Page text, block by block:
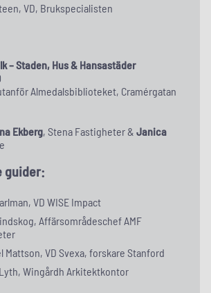
VD, Brukspecialisten
– Staden, Hus & Hansastäder
Almedalsbiblioteket, Cramérgatan
Ekberg, Stena Fastigheter & Janica
guider:
VD WISE Impact
Affärsområdeschef AMF
Mattson, VD Svexa, forskare Stanford
Wingårdh Arkitektkontor